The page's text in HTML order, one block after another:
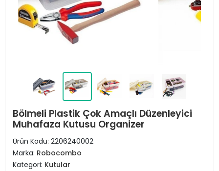
Bölmeli Plastik Çok Amaçlı Düzenleyici
Muhafaza Kutusu Organizer
Ürün Kodu: 2206240002
Marka: Robocombo
Kategori: Kutular